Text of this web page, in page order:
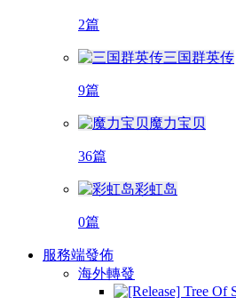
2篇
三国群英传
9篇
魔力宝贝
36篇
彩虹岛
0篇
服務端發佈
海外轉發